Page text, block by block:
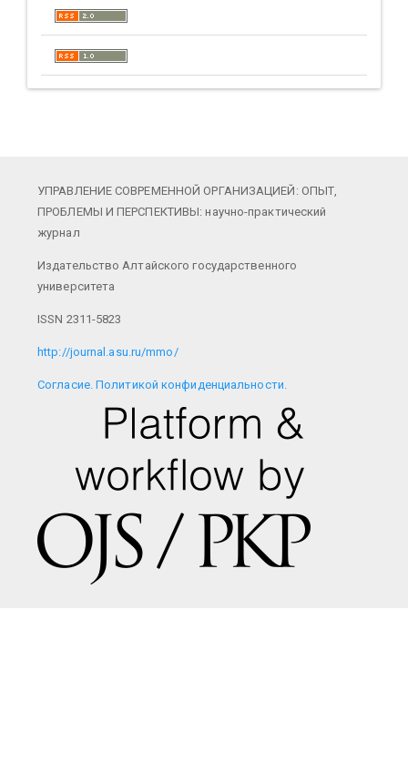
УПРАВЛЕНИЕ СОВРЕМЕННОЙ ОРГАНИЗАЦИЕЙ: ОПЫТ,
ПРОБЛЕМЫ И ПЕРСПЕКТИВЫ: научно-практический
журнал
Издательство Алтайского государственного
университета
ISSN 2311-5823
http://journal.asu.ru/mmo/
Cогласие. Политикой конфиденциальности.